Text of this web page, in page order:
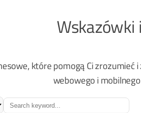
Wskazówki
które pomogą Ci
webowego i